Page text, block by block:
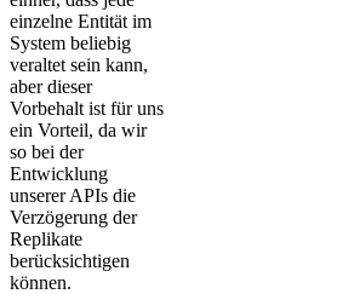
einzelne Entität im
System beliebig
veraltet sein kann,
aber dieser
Vorbehalt ist für uns
ein Vorteil, da wir
so bei der
Entwicklung
unserer APIs die
Verzögerung der
Replikate
berücksichtigen
können.